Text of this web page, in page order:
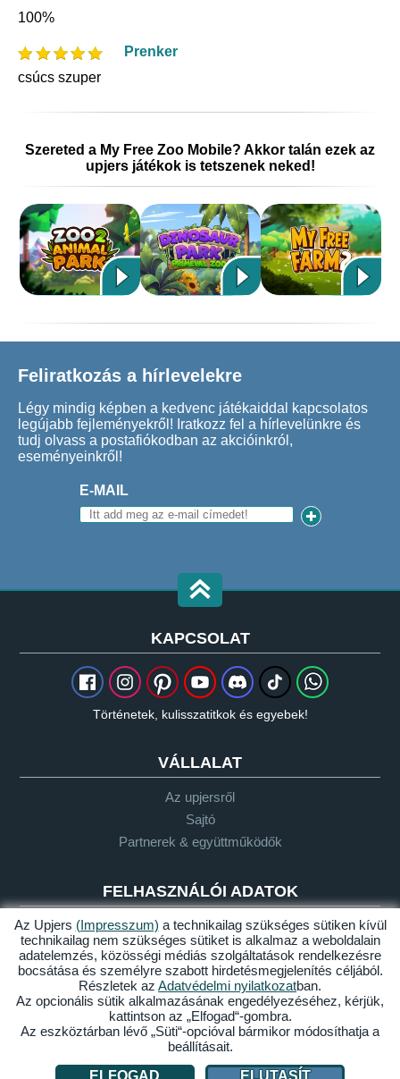
100%
Prenker
csúcs szuper
Szereted a My Free Zoo Mobile? Akkor talán ezek az
upjers játékok is tetszenek neked!
Feliratkozás a hírlevelekre
Légy mindig képben a kedvenc játékaiddal kapcsolatos
legújabb fejleményekről! Iratkozz fel a hírlevelünkre és
tudj olvass a postafiókodban az akcióinkról,
eseményeinkről!
E-MAIL
KAPCSOLAT
Történetek, kulisszatitkok és egyebek!
VÁLLALAT
Az upjersről
Sajtó
Partnerek & együttműködők
FELHASZNÁLÓI ADATOK
Szójegyzék
Let's Plays-irányelvek
Támogatás
Impresszum Adatvédelem ÁSZF Akadálymentesség
Sütik kezelése
Az Upjers (Impresszum) a technikailag szükséges sütiken kívül
technikailag nem szükséges sütiket is alkalmaz a weboldalain
adatelemzés, közösségi médiás szolgáltatások rendelkezésre
bocsátása és személyre szabott hirdetésmegjelenítés céljából.
Részletek az Adatvédelmi nyilatkozatban.
Az opcionális sütik alkalmazásának engedélyezéséhez, kérjük,
kattintson az „Elfogad“-gombra.
Az eszköztárban lévő „Süti“-opcióval bármikor módosíthatja a
beállításait.
ELFOGAD
ELUTASÍT